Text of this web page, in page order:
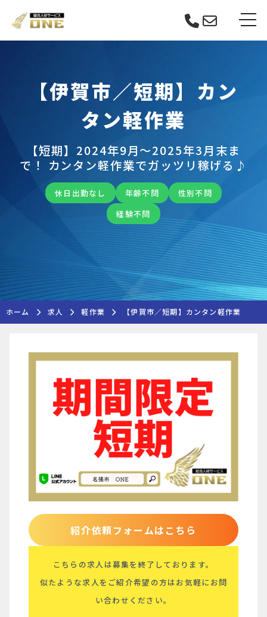
to
【伊賀市／短期】カン
タン軽作業
【短期】2024年9月～2025年3月末ま
で！ カンタン軽作業でガッツリ稼げる♪
休日出勤なし 年齢不問
性別不問
経験不問
ホーム 求人 軽作業 【伊賀市／短期】カンタン軽作業
紹介依頼フォームはこちら
こちらの求人は募集を終了しております。
似たような求人をご紹介希望の方はお気軽にお問
い合わせください。